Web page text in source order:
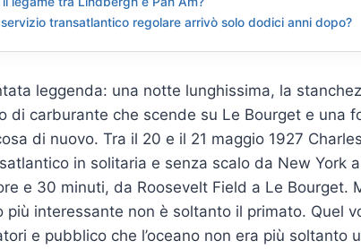
transatlantico regolare arrivò solo dodici anni dopo?
leggenda: una notte lunghissima, la
di carburante che scende su Le Bourget e una
di nuovo. Tra il 20 e il 21 maggio 1927
in solitaria e senza scalo da New York
e 30 minuti, da Roosevelt Field a Le Bourget.
più interessante non è soltanto il primato. Quel
e pubblico che l’oceano non era più soltanto